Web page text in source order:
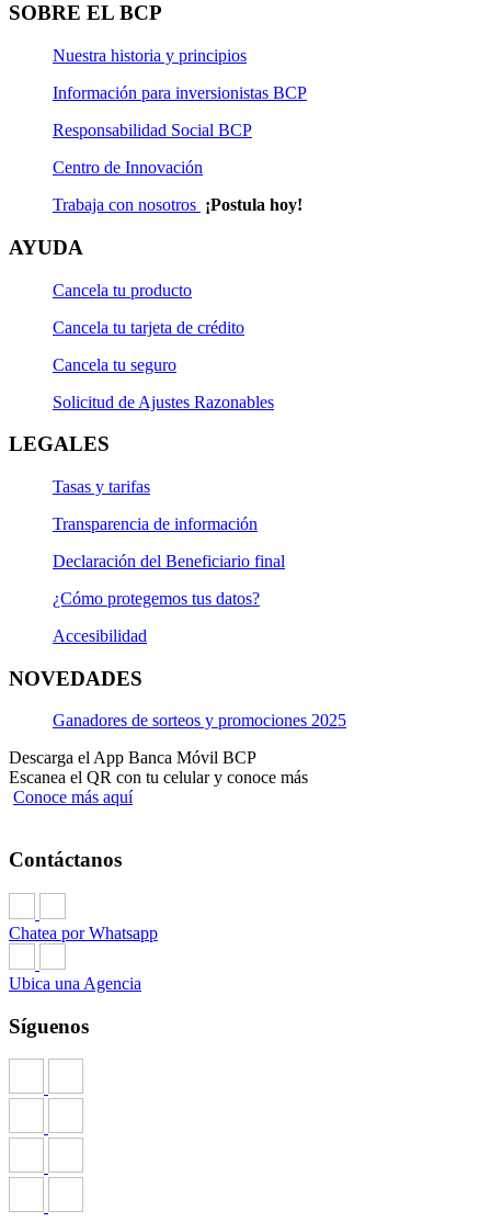
SOBRE EL BCP
Nuestra historia y principios
Información para inversionistas BCP
Responsabilidad Social BCP
Centro de Innovación
Trabaja con nosotros ¡Postula hoy!
AYUDA
Cancela tu producto
Cancela tu tarjeta de crédito
Cancela tu seguro
Solicitud de Ajustes Razonables
LEGALES
Tasas y tarifas
Transparencia de información
Declaración del Beneficiario final
¿Cómo protegemos tus datos?
Accesibilidad
NOVEDADES
Ganadores de sorteos y promociones 2025
Descarga el App Banca Móvil BCP
Escanea el QR con tu celular y conoce más
Conoce más aquí
Contáctanos
Chatea por Whatsapp
Ubica una Agencia
Síguenos